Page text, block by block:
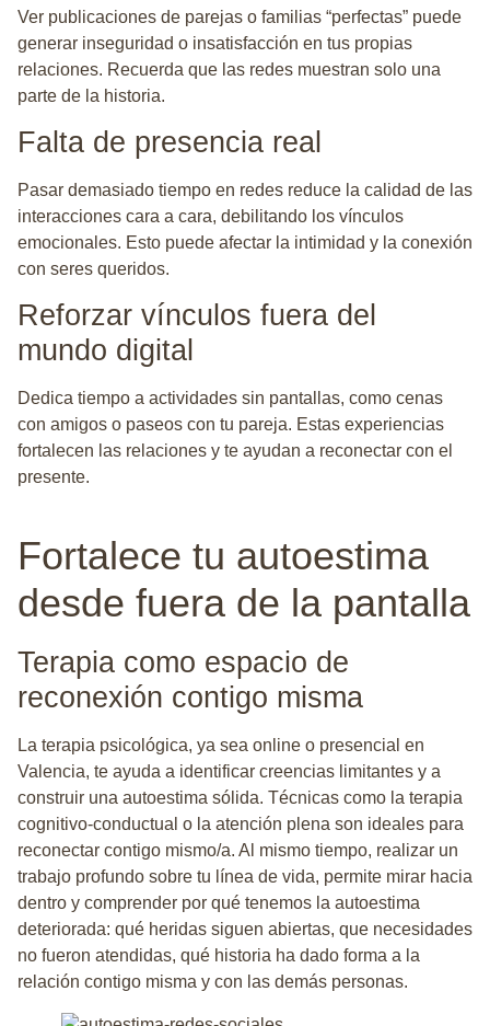
Ver publicaciones de parejas o familias “perfectas” puede
generar inseguridad o insatisfacción en tus propias
relaciones. Recuerda que las redes muestran solo una
parte de la historia.
Falta de presencia real
Pasar demasiado tiempo en redes reduce la calidad de las
interacciones cara a cara, debilitando los vínculos
emocionales. Esto puede afectar la intimidad y la conexión
con seres queridos.
Reforzar vínculos fuera del
mundo digital
Dedica tiempo a actividades sin pantallas, como cenas
con amigos o paseos con tu pareja. Estas experiencias
fortalecen las relaciones y te ayudan a reconectar con el
presente.
Fortalece tu autoestima
desde fuera de la pantalla
Terapia como espacio de
reconexión contigo misma
La terapia psicológica, ya sea online o presencial en
Valencia, te ayuda a identificar creencias limitantes y a
construir una autoestima sólida. Técnicas como la terapia
cognitivo-conductual o la atención plena son ideales para
reconectar contigo mismo/a. Al mismo tiempo, realizar un
trabajo profundo sobre tu línea de vida, permite mirar hacia
dentro y comprender por qué tenemos la autoestima
deteriorada: qué heridas siguen abiertas, que necesidades
no fueron atendidas, qué historia ha dado forma a la
relación contigo misma y con las demás personas.